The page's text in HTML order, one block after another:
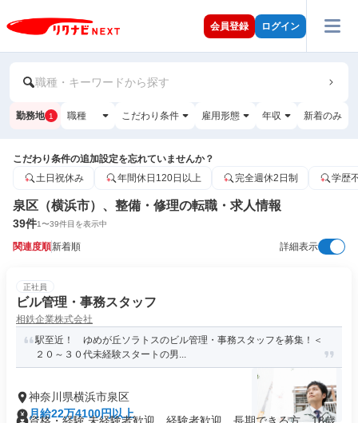
会員登録 ログイン
職種・キーワードから探す
勤務地 1 職種 こだわり条件 雇用形態 年収 新着のみ
こだわり条件の追加設定を忘れていませんか？
土日祝休み
年間休日120日以上 完全週休2日制 学歴
泉区（横浜市）、整備・修理の転職・求人情報
39件1〜39件目を表示中
関連度順新着順 詳細表示
正社員
ビル管理・事務スタッフ
相鉄企業株式会社
駅至近！ ゆめが丘ソラトスのビル管理・事務スタッフを募集！＜
２０～３０代未経験スタートの男...
神奈川県横浜市泉区
月給22万4100円以上